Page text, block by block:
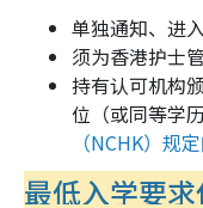
单独通知、进
须为香港护士
持有认可机构
位（或同等学历
（NCHK）规
最低入学要求